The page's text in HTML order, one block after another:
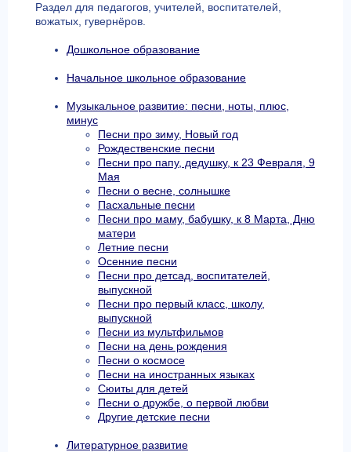
Раздел для педагогов, учителей, воспитателей,
вожатых, гувернёров.
Дошкольное образование
Начальное школьное образование
Музыкальное развитие: песни, ноты, плюс,
минус
Песни про зиму, Новый год
Рождественские песни
Песни про папу, дедушку, к 23 Февраля, 9
Мая
Песни о весне, солнышке
Пасхальные песни
Песни про маму, бабушку, к 8 Марта, Дню
матери
Летние песни
Осенние песни
Песни про детсад, воспитателей,
выпускной
Песни про первый класс, школу,
выпускной
Песни из мультфильмов
Песни на день рождения
Песни о космосе
Песни на иностранных языках
Сюиты для детей
Песни о дружбе, о первой любви
Другие детские песни
Литературное развитие